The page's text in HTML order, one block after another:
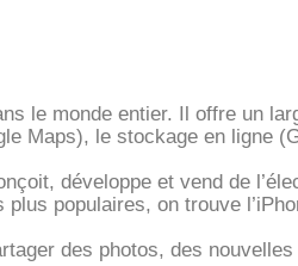
le monde entier. Il offre un
Maps), le stockage en ligne
développe et vend de
populaires, on trouve
des photos, des